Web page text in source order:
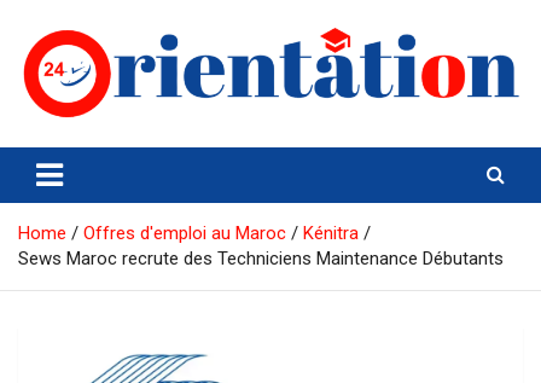
content
Orientation24
Emploi et Orientation au Maroc
Home Offres d'emploi au Maroc
Kénitra
Sews Maroc recrute des Techniciens Maintenance Débutants